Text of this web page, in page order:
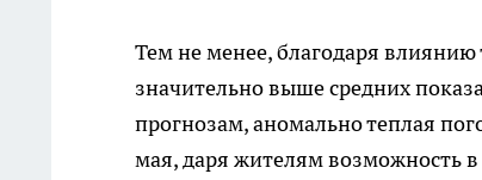
Тем не менее, благодаря
значительно выше средних
прогнозам, аномально теплая
мая, даря жителям возможность